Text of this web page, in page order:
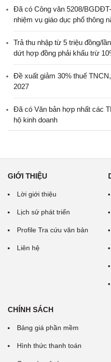
Đã có Công văn 5208/
nhiệm vụ giáo dục phổ thông
Trả thu nhập từ 5 triệu đồng/
dứt hợp đồng phải khấu trừ
Đề xuất giảm 30% thuế
2027
Đã có Văn bản hợp nhất các
hộ kinh doanh
GIỚI THIỆU
Lời giới thiệu
Lịch sử phát triển
Profile Tra cứu văn bản
Liên hệ
CHÍNH SÁCH
Bảng giá phần mềm
Hình thức thanh toán